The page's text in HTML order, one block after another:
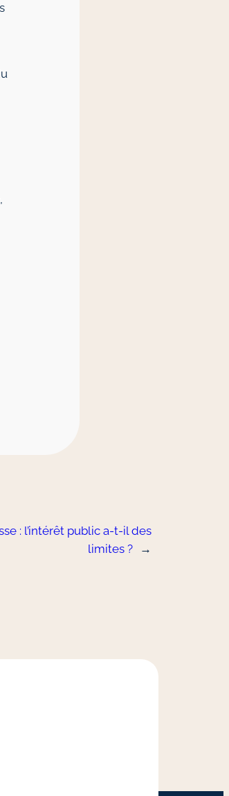
: l’intérêt public a-t-il des
limites ?
→